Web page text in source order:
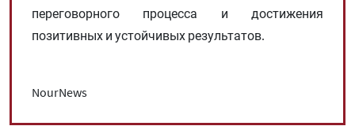
переговорного процесса и достижения
позитивных и устойчивых результатов.
NourNews